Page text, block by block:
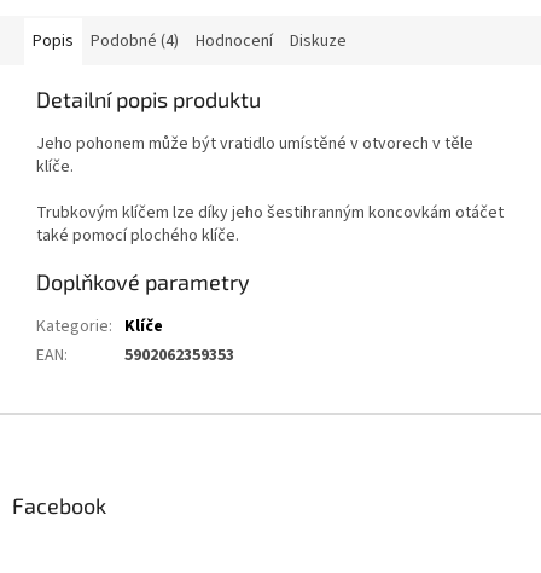
Popis Podobné (4) Hodnocení Diskuze
Detailní popis produktu
Jeho pohonem může být vratidlo umístěné v otvorech v těle
klíče.
Trubkovým klíčem lze díky jeho šestihranným koncovkám otáčet
také pomocí plochého klíče.
Doplňkové parametry
Kategorie: Klíče
EAN: 5902062359353
Facebook